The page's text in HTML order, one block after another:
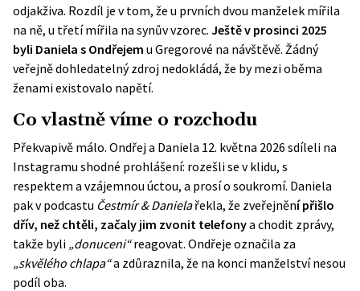
odjakživa. Rozdíl je v tom, že u prvních dvou manželek mířila
na ně, u třetí mířila na synův vzorec. Ještě v prosinci 2025
byli Daniela s Ondřejem u Gregorové na návštěvě. Žádný
veřejně dohledatelný zdroj nedokládá, že by mezi oběma
ženami existovalo napětí.
Co vlastně víme o rozchodu
Překvapivě málo. Ondřej a Daniela 12. května 2026 sdíleli na
Instagramu shodné prohlášení: rozešli se v klidu, s
respektem a vzájemnou úctou, a prosí o soukromí. Daniela
pak v podcastu Čestmír & Daniela řekla, že zveřejnění přišlo
dřív, než chtěli, začaly jim zvonit telefonya chodit zprávy,
takže byli „donuceni“reagovat. Ondřeje označila za
„skvělého chlapa“a zdůraznila, že na konci manželství nesou
podíl oba.